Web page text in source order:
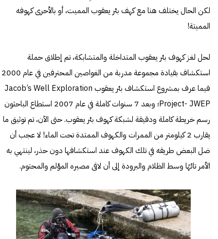
لكن الحال يختلف هنا مع كهف بئر يعقوب المميت، أو بالأحرى كهوفه
المميتة!
لحل لغز كهوف بئر يعقوب المتداخلة والمتشابكة، تم إطلاق حملة
استكشاف بقيادة مجموعة مدربة من الغواصين المحترفين في عام 2000
فيما عرف بمشروع استكشاف بئر يعقوب Jacob’s Well Exploration
Project- JWEP؛ وبعد 7 سنوات كاملة في عام 2007 استطاع الباحثون
رسم خريطة كاملة ودقيقة لشبكة كهوف بئر يعقوب. حتى الآن، تم توثيق ما
يقارب 2 كيلومتر من الممرات والكهوف الممتدة تحت الماء! لا عجب أن
ضل البعض طريقه في تلك الكهوف عند استكشافها دون حذر، لينتهي به
الأمر تائهًا وسط الظلام والبرودة إلى أن لاقى مصيره المؤلم والمحتوم.